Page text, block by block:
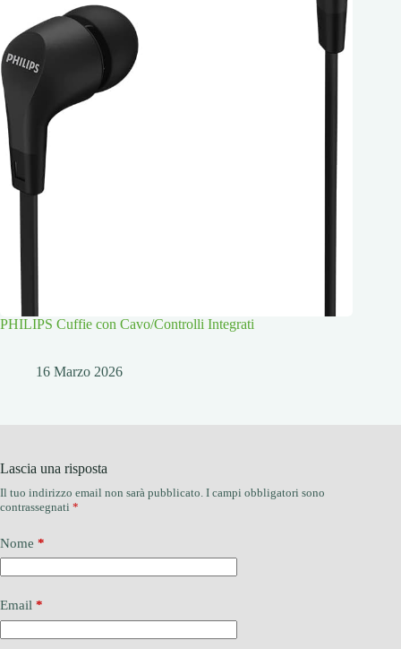
PHILIPS Cuffie con Cavo/Controlli Integrati
16 Marzo 2026
Lascia una risposta
Il tuo indirizzo email non sarà pubblicato. I campi obbligatori sono
contrassegnati *
Nome *
Email *